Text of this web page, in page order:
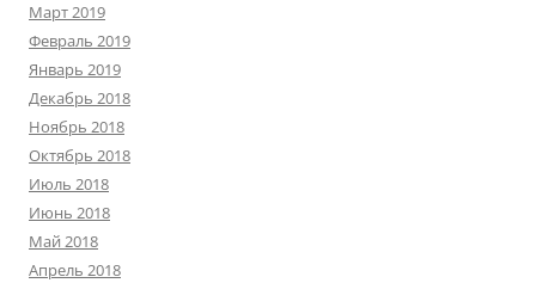
Март 2019
Февраль 2019
Январь 2019
Декабрь 2018
Ноябрь 2018
Октябрь 2018
Июль 2018
Июнь 2018
Май 2018
Апрель 2018